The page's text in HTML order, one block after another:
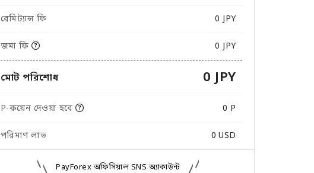
রেমিট্যান্স ফি 0 JPY
জমা ফি 0 JPY
মোট পরিশোধ 0 JPY
P-কয়েন দেওয়া হবে 0 P
পরিমাণ লাভ 0 USD
PayForex অফিসিয়াল SNS অ্যাকাউন্ট